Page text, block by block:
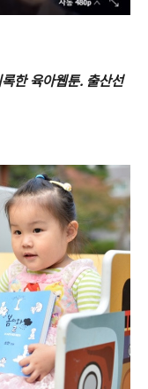
한 육아웹툰. 출산선